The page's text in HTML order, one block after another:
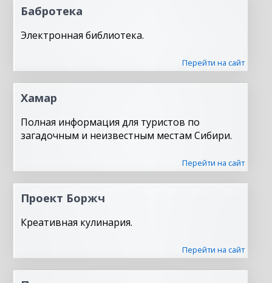
Бабротека
Электронная библиотека.
Перейти на сайт
Хамар
Полная информация для туристов по
загадочным и неизвестным местам Сибири.
Перейти на сайт
Проект Боржч
Креативная кулинария.
Перейти на сайт